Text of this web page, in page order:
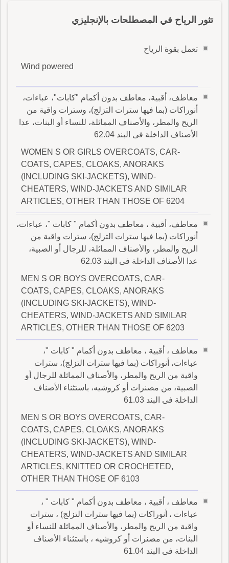
تثور الرياح في المصطلحات بالإنجليزي
تعمل بقوة الرياح
Wind powered
معاطف، أقبية، معاطف بدون أكمام "كابات"، عباءات،
أنوراكات (بما فيها سترات التزلج)، وسترات واقية من
الريح والمطر، والأصناف المماثلة، للنساء أو البنات، عدا
الأصناف الداخلة فى البند 62.04
WOMEN S OR GIRLS OVERCOATS, CAR-
COATS, CAPES, CLOAKS, ANORAKS
(INCLUDING SKI-JACKETS), WIND-
CHEATERS, WIND-JACKETS AND SIMILAR
ARTICLES, OTHER THAN THOSE OF 6204
معاطف، أقبية ، معاطف بدون أكمام " كابات "، عباءات،
أنوراكات (بما فيها سترات التزلج)، سترات واقية من
الريح والمطر، والأصناف المماثلة، للرجال أو الصبية،
عدا الأصناف الداخلة فى البند 62.03
MEN S OR BOYS OVERCOATS, CAR-
COATS, CAPES, CLOAKS, ANORAKS
(INCLUDING SKI-JACKETS), WIND-
CHEATERS, WIND-JACKETS AND SIMILAR
ARTICLES, OTHER THAN THOSE OF 6203
معاطف ، أقبية ، معاطف بدون أكمام " كابات "،
عباءات، أنوراكات (بما فيها سترات التزلج)، سترات
واقية من الريح والمطر، والأصناف المماثلة للرجال أو
الصبية، من مصنرات أو كروشيه، باستثناء الأصناف
الداخلة فى البند 61.03
MEN S OR BOYS OVERCOATS, CAR-
COATS, CAPES, CLOAKS, ANORAKS
(INCLUDING SKI-JACKETS), WIND-
CHEATERS, WIND-JACKETS AND SIMILAR
ARTICLES, KNITTED OR CROCHETED,
OTHER THAN THOSE OF 6103
معاطف ، أقبية ، معاطف بدون أكمام " كابات " ،
عباءات ، أنوراكات (بما فيها سترات التزلج) ، سترات
واقية من الريح والمطر، والأصناف المماثلة للنساء أو
البنات، من مصنرات أو كروشيه ، باستثناء الأصناف
الداخلة فى البند 61.04